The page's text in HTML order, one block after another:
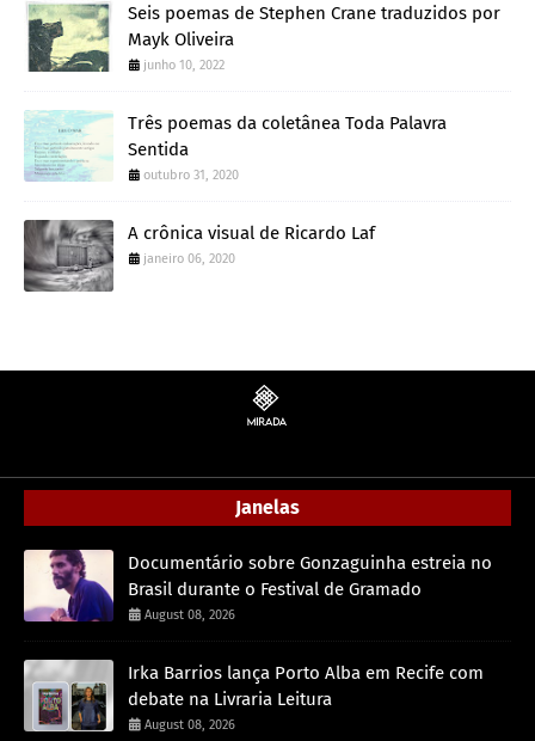
Seis poemas de Stephen Crane traduzidos por
Mayk Oliveira
junho 10, 2022
Três poemas da coletânea Toda Palavra
Sentida
outubro 31, 2020
A crônica visual de Ricardo Laf
janeiro 06, 2020
Janelas
Documentário sobre Gonzaguinha estreia no
Brasil durante o Festival de Gramado
August 08, 2026
Irka Barrios lança Porto Alba em Recife com
debate na Livraria Leitura
August 08, 2026